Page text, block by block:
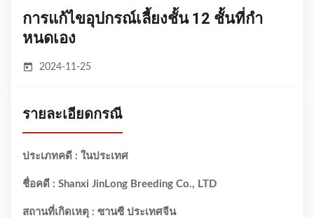
การแก้ไขอุปกรณ์เลี้ยงชั้น 12 ชั้นที่กํา
หนดเอง
2024-11-25
รายละเอียดกรณี
ประเภทคดี : ในประเทศ
ชื่อคดี : Shanxi JinLong Breeding Co., LTD
สถานที่เกิดเหตุ : ซานซี ประเทศจีน